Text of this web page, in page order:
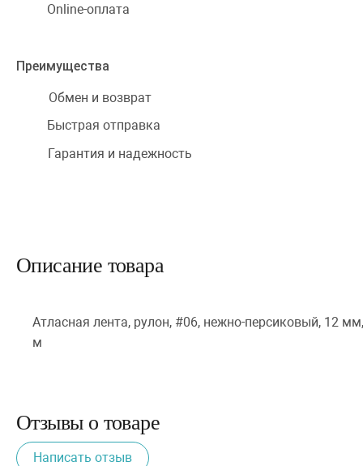
Online-оплата
Преимущества
Обмен и возврат
Быстрая отправка
Гарантия и надежность
Описание товара
Атласная лента, рулон, #06, нежно-персиковый, 12
м
Отзывы о товаре
Написать отзыв